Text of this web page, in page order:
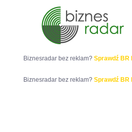
Biznesradar bez reklam? Sprawdź BR
Biznesradar bez reklam? Sprawdź BR